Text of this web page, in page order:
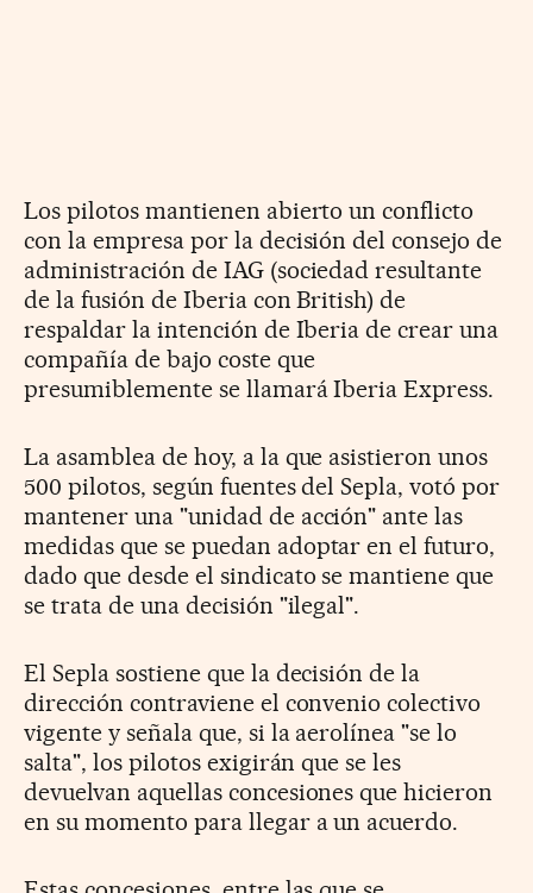
Los pilotos mantienen abierto un conflicto
con la empresa por la decisión del consejo de
administración de IAG (sociedad resultante
de la fusión de Iberia con British) de
respaldar la intención de Iberia de crear una
compañía de bajo coste que
presumiblemente se llamará Iberia Express.
La asamblea de hoy, a la que asistieron unos
500 pilotos, según fuentes del Sepla, votó por
mantener una "unidad de acción" ante las
medidas que se puedan adoptar en el futuro,
dado que desde el sindicato se mantiene que
se trata de una decisión "ilegal".
El Sepla sostiene que la decisión de la
dirección contraviene el convenio colectivo
vigente y señala que, si la aerolínea "se lo
salta", los pilotos exigirán que se les
devuelvan aquellas concesiones que hicieron
en su momento para llegar a un acuerdo.